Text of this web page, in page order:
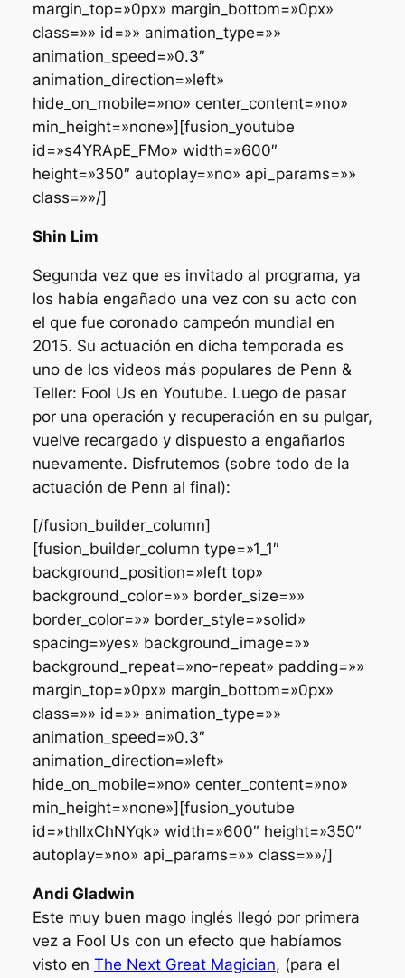
margin_top=»0px» margin_bottom=»0px»
class=»» id=»» animation_type=»»
animation_speed=»0.3″
animation_direction=»left»
hide_on_mobile=»no» center_content=»no»
min_height=»none»][fusion_youtube
id=»s4YRApE_FMo» width=»600″
height=»350″ autoplay=»no» api_params=»»
class=»»/]
Shin Lim
Segunda vez que es invitado al programa, ya
los había engañado una vez con su acto con
el que fue coronado campeón mundial en
2015. Su actuación en dicha temporada es
uno de los videos más populares de Penn &
Teller: Fool Us en Youtube. Luego de pasar
por una operación y recuperación en su pulgar,
vuelve recargado y dispuesto a engañarlos
nuevamente. Disfrutemos (sobre todo de la
actuación de Penn al final):
[/fusion_builder_column]
[fusion_builder_column type=»1_1″
background_position=»left top»
background_color=»» border_size=»»
border_color=»» border_style=»solid»
spacing=»yes» background_image=»»
background_repeat=»no-repeat» padding=»»
margin_top=»0px» margin_bottom=»0px»
class=»» id=»» animation_type=»»
animation_speed=»0.3″
animation_direction=»left»
hide_on_mobile=»no» center_content=»no»
min_height=»none»][fusion_youtube
id=»thIlxChNYqk» width=»600″ height=»350″
autoplay=»no» api_params=»» class=»»/]
Andi Gladwin
Este muy buen mago inglés llegó por primera
vez a Fool Us con un efecto que habíamos
visto en The Next Great Magician, (para el